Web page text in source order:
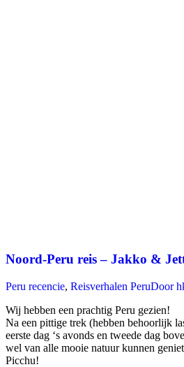
Noord-Peru reis – Jakko &
Peru recencie, Reisverhalen PeruDoor
Wij hebben een prachtig Peru gezien!
Na een pittige trek (hebben behoorlijk
eerste dag ‘s avonds en tweede dag
wel van alle mooie natuur kunnen
Picchu!